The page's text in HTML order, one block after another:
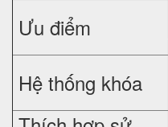
Ưu điểm
Hệ thống khóa